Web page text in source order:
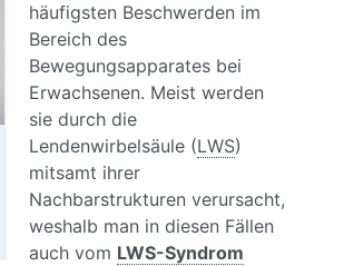
häufigsten Beschwerden im
Bereich des
Bewegungsapparates bei
Erwachsenen. Meist werden
sie durch die
Lendenwirbelsäule (LWS)
mitsamt ihrer
Nachbarstrukturen verursacht,
weshalb man in diesen Fällen
auch vom LWS-Syndrom